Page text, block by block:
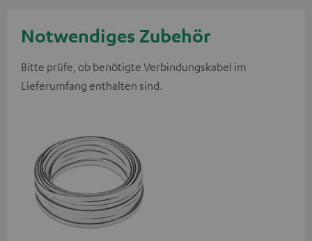
Notwendiges Zubehör
Bitte prüfe, ob benötigte Verbindungskabel im
Lieferumfang enthalten sind.